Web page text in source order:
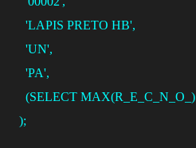
'LAPIS PRETO HB',
'UN',
'PA',
  (
SELECT MAX(R_E_C_N_O_)
);